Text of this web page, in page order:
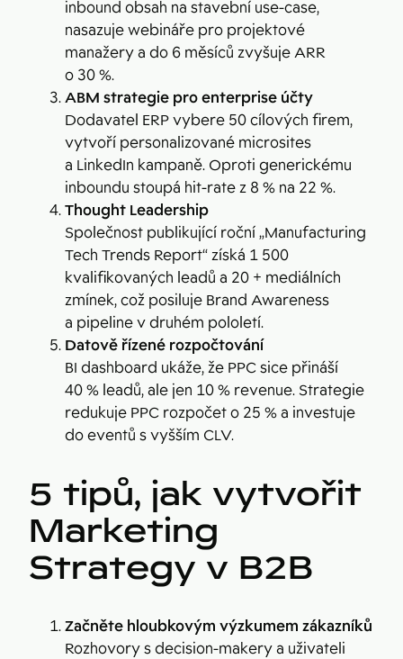
inbound obsah na stavební use-case,
nasazuje webináře pro projektové
manažery a do 6 měsíců zvyšuje ARR
o 30 %.
ABM strategie pro enterprise účty
Dodavatel ERP vybere 50 cílových firem,
vytvoří personalizované microsites
a LinkedIn kampaně. Oproti generickému
inboundu stoupá hit-rate z 8 % na 22 %.
Thought Leadership
Společnost publikující roční „Manufacturing
Tech Trends Report“ získá 1 500
kvalifikovaných leadů a 20 + mediálních
zmínek, což posiluje Brand Awareness
a pipeline v druhém pololetí.
Datově řízené rozpočtování
BI dashboard ukáže, že PPC sice přináší
40 % leadů, ale jen 10 % revenue. Strategie
redukuje PPC rozpočet o 25 % a investuje
do eventů s vyšším CLV.
5 tipů, jak vytvořit
Marketing
Strategy v B2B
Začněte hloubkovým výzkumem zákazníků
Rozhovory s decision-makery a uživateli